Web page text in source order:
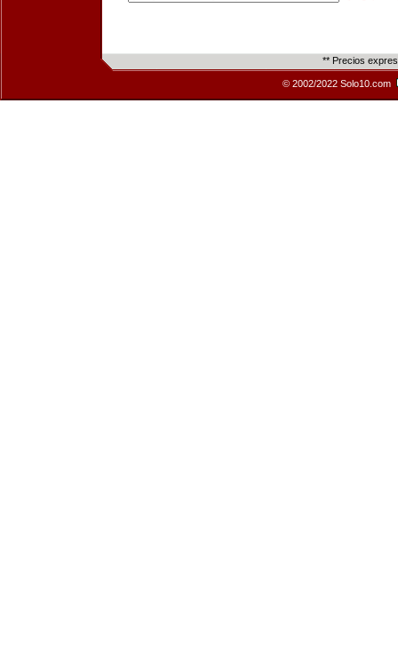
** Precios
© 2002/2022 Solo10.com